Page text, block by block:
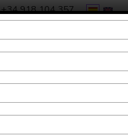
+34 918 104 357